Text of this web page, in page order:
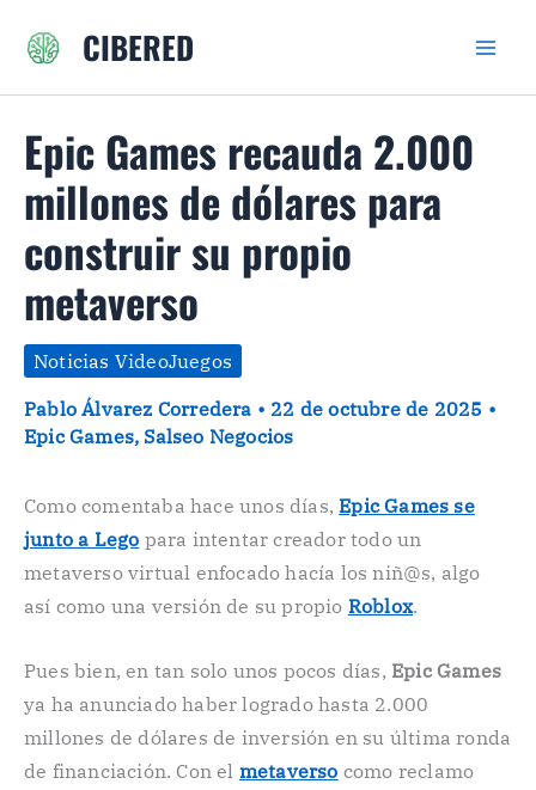
CIBERED
Epic Games recauda 2.000
millones de dólares para
construir su propio
metaverso
Noticias VideoJuegos
Pablo Álvarez Corredera • 22 de octubre de 2025 •
Epic Games, Salseo Negocios
Como comentaba hace unos días,Epic Games se
junto a Lego para intentar creador todo un
metaverso virtual enfocado hacía los niñ@s, algo
así como una versión de su propio Roblox.
Pues bien, en tan solo unos pocos días, Epic Games
ya ha anunciado haber logrado hasta 2.000
millones de dólares de inversión en su última ronda
de financiación. Con el metaverso como reclamo